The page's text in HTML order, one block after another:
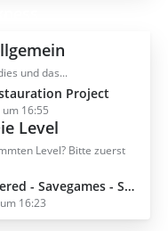
und das...
Project
um 16:55
Level
Level? Bitte zuerst
Savegames - Spielstand
16:23